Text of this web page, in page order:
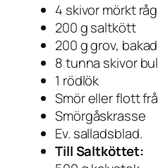
4 skivor mörkt
200 g saltkött
200 g grov,
8 tunna skivor
1 rödlök
Smör eller flott
Smörgåskrasse
Ev. salladsblad.
Till Saltköttet: